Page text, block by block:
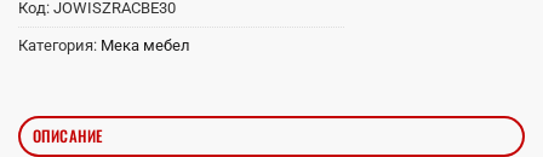
Код: JOWISZRACBE30
Категория: Мека мебел
ОПИСАНИЕ